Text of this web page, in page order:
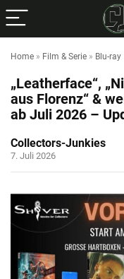
Home » Film & Serie » Blu-ray
„Leatherface“,
aus Florenz“ &
ab Juli 2026 –
Collectors-Junkies
7. Juli 2026